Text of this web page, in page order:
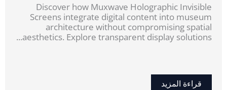
Discover how Muxwave Holographic Invisible
Screens integrate digital content into museum
architecture without compromising spatial
aesthetics. Explore transparent display solutions...
قراءة المزيد